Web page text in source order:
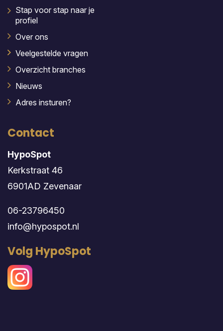
Stap voor stap naar je
profiel
Over ons
Veelgestelde vragen
Overzicht branches
Nieuws
Adres insturen?
Contact
HypoSpot
Kerkstraat 46
6901AD Zevenaar
06-23796450
info@hypospot.nl
Volg HypoSpot